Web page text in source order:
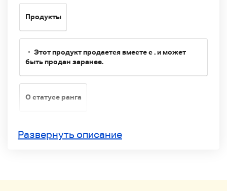
Продукты
・ Этот продукт продается вместе с . и может
быть продан заранее.
О статусе ранга
Состояние этого продукта является
B Общее состояние как используемого продукта
первых посетителей.
Развернуть описание